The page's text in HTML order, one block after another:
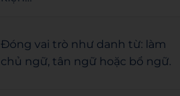
Đóng vai trò như danh từ: làm
chủ ngữ, tân ngữ hoặc bổ ngữ.